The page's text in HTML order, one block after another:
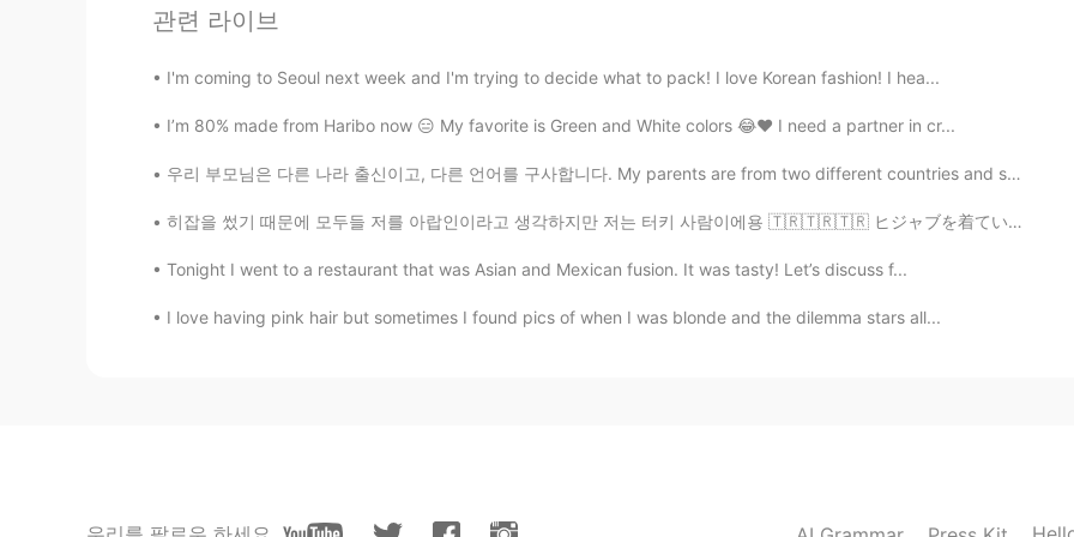
진한 스토리 계속 들려줘ㅋㅋㅋ 행복한 시간 보내~~~^^
ms 2021.05.16 08:43
EN
HoYoung 2021.05.16 07:49
관련 라이브
I'm coming to Seoul next week and I'm trying to decide what to pack! I love Korean fashion! I hea...
I’m 80% made from Haribo now 😑 My favorite is Green and White colors 😂♥️ I need a partner in cr...
우리 부모님은 다른 나라 출신이고, 다른 언어를 구사합니다. My parents are from two different countries and speak two diff...
히잡을 썼기 때문에 모두들 저를 아랍인이라고 생각하지만 저는 터키 사람이에용 🇹🇷🇹🇷🇹🇷 ヒジャブを着ているので、みんな私がアラブ人だと思っているが、私はトルコ人だ 🇹🇷🇹🇷🇹🇷 ...
Tonight I went to a restaurant that was Asian and Mexican fusion. It was tasty! Let’s discuss f...
I love having pink hair but sometimes I found pics of when I was blonde and the dilemma stars all...